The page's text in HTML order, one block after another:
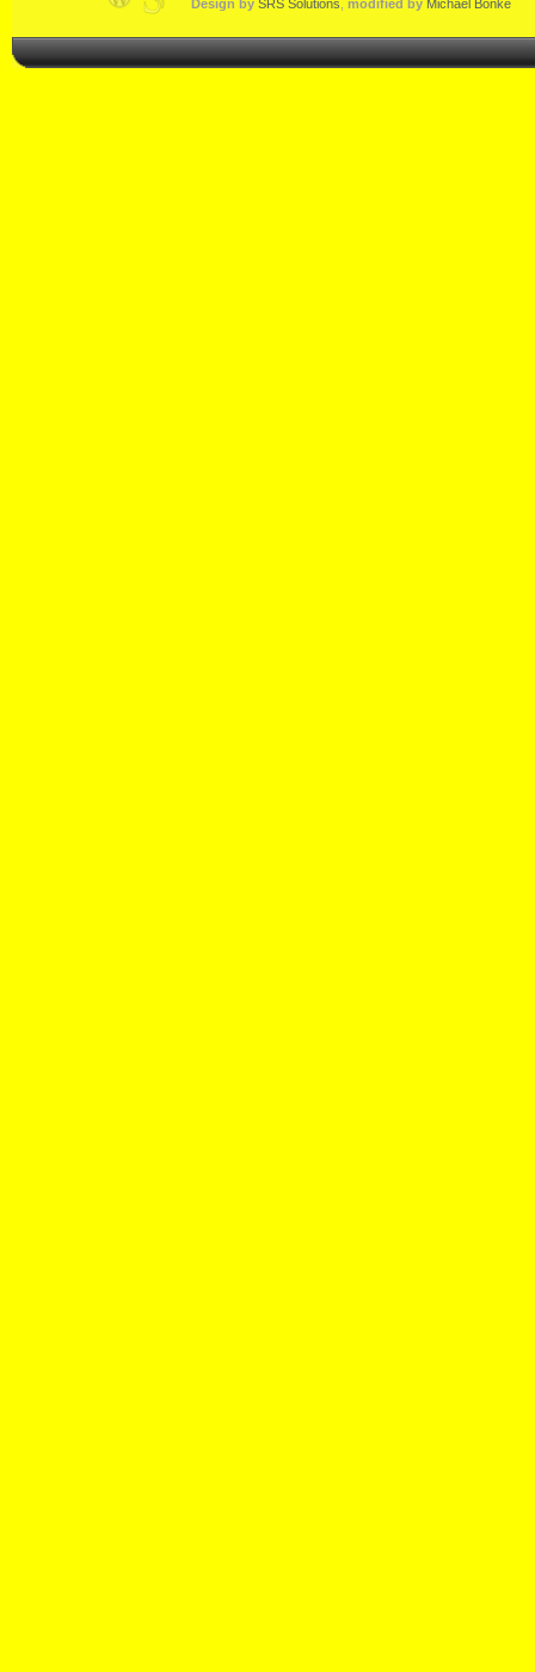
Design by SRS Solutions modified by Michael Bonke